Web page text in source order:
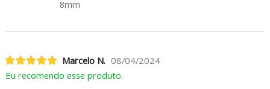
8mm
Marcelo N. 08/04/2024
Eu recomendo esse produto.